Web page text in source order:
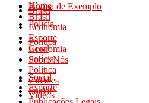
Página de Exemplo
Polícia
Política
Sobre Nós
Social
Videos
Brasil
Economia
Esporte
Home
Brasil
Economia
Esporte
Geral
Polícia
Política
Cidades
Social